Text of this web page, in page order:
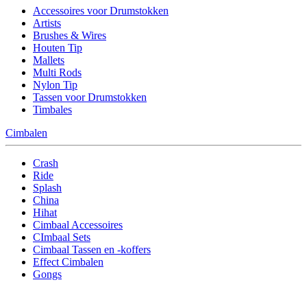
Accessoires voor Drumstokken
Artists
Brushes & Wires
Houten Tip
Mallets
Multi Rods
Nylon Tip
Tassen voor Drumstokken
Timbales
Cimbalen
Crash
Ride
Splash
China
Hihat
Cimbaal Accessoires
CImbaal Sets
Cimbaal Tassen en -koffers
Effect Cimbalen
Gongs